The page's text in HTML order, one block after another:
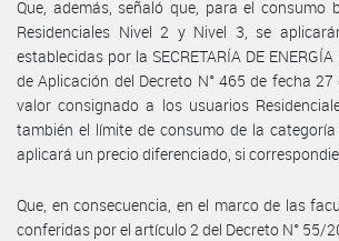
Que, además, señaló que, para el consumo
Residenciales Nivel 2 y Nivel 3, se
establecidas por la SECRETARÍA DE
de Aplicación del Decreto N° 465 de fecha
valor consignado a los usuarios
también el límite de consumo de la
aplicará un precio diferenciado, si
Que, en consecuencia, en el marco de las
conferidas por el artículo 2 del Decreto N° 55/